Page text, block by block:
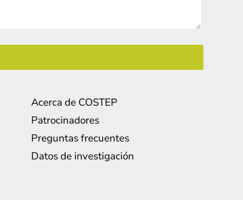
Acerca de COSTEP
Patrocinadores
Preguntas frecuentes
Datos de investigación